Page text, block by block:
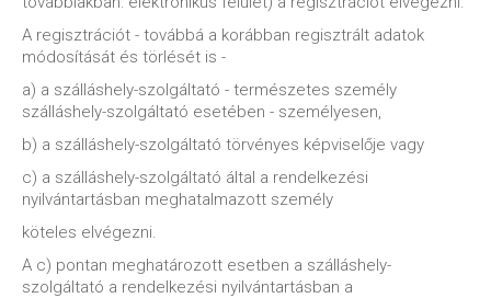
A regisztrációt - továbbá a korábban regisztrált adatok
módosítását és törlését is -
a) a szálláshely-szolgáltató - természetes személy
szálláshely-szolgáltató esetében - személyesen,
b) a szálláshely-szolgáltató törvényes képviselője vagy
c) a szálláshely-szolgáltató által a rendelkezési
nyilvántartásban meghatalmazott személy
köteles elvégezni.
A c) pontan meghatározott esetben a szálláshely-
szolgáltató a rendelkezési nyilvántartásban a